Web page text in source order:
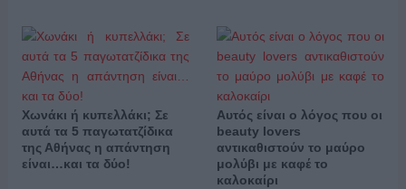
Χωνάκι ή κυπελλάκι; Σε
αυτά τα 5 παγωτατζίδικα
της Αθήνας η απάντηση
είναι…και τα δύο!
Αυτός είναι ο λόγος που οι
beauty lovers
αντικαθιστούν το μαύρο
μολύβι με καφέ το
καλοκαίρι